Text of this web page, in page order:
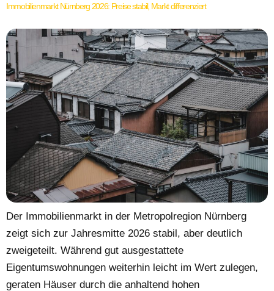
Immobilienmarkt Nürnberg 2026: Preise stabil, Markt differenziert
Der Immobilienmarkt in der Metropolregion Nürnberg
zeigt sich zur Jahresmitte 2026 stabil, aber deutlich
zweigeteilt. Während gut ausgestattete
Eigentumswohnungen weiterhin leicht im Wert zulegen,
geraten Häuser durch die anhaltend hohen